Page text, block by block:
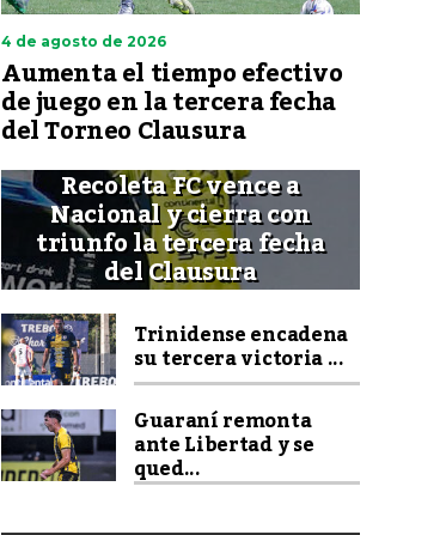
4 de agosto de 2026
Aumenta el tiempo efectivo
de juego en la tercera fecha
del Torneo Clausura
Recoleta FC vence a
Nacional y cierra con
triunfo la tercera fecha
del Clausura
Trinidense encadena
su tercera victoria ...
Guaraní remonta
ante Libertad y se
qued...